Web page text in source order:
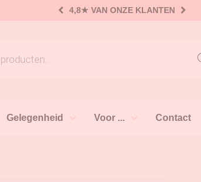
4,8★ VAN ONZE KLANTEN
Gelegenheid Voor ... Contact